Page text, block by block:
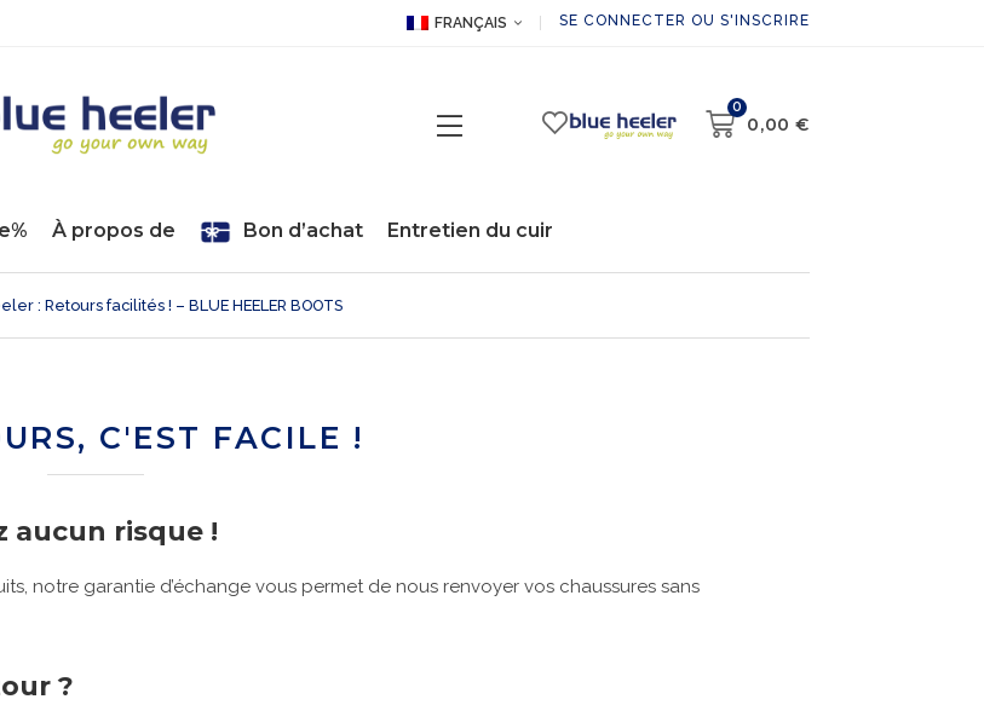
FRANÇAIS SE CONNECTER OU S'INSCRIRE
0,00€
0
À propos de Bon d’achat Entretien du cuir
: Retours facilités ! – BLUE HEELER BOOTS
C'EST FACILE !
aucun risque !
notre garantie d’échange vous permet de nous renvoyer vos chaussures sans
?